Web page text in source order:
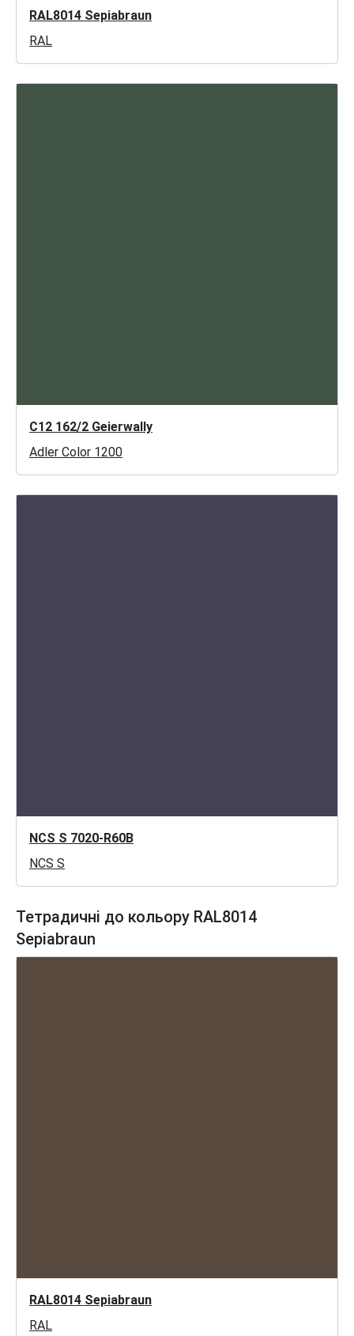
RAL8014 Sepiabraun
RAL
C12 162/2 Geierwally
Adler Color 1200
NCS S 7020-R60B
NCS S
Тетрадичні до кольору RAL8014
Sepiabraun
RAL8014 Sepiabraun
RAL